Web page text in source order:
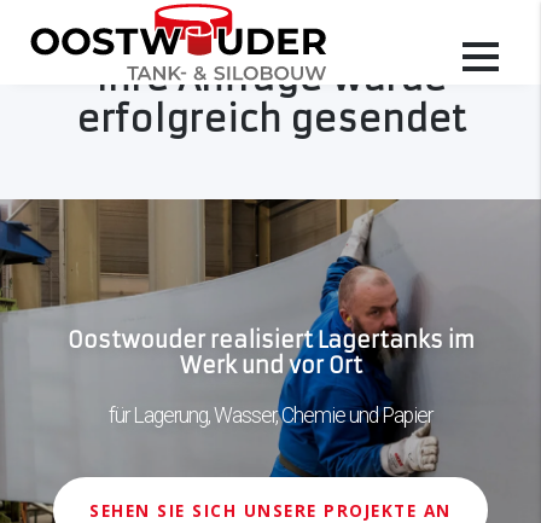
Ihre Anfrage wurde
erfolgreich gesendet
Oostwouder realisiert Lagertanks im
Werk und vor Ort
für Lagerung, Wasser, Chemie und Papier
SEHEN SIE SICH UNSERE PROJEKTE AN